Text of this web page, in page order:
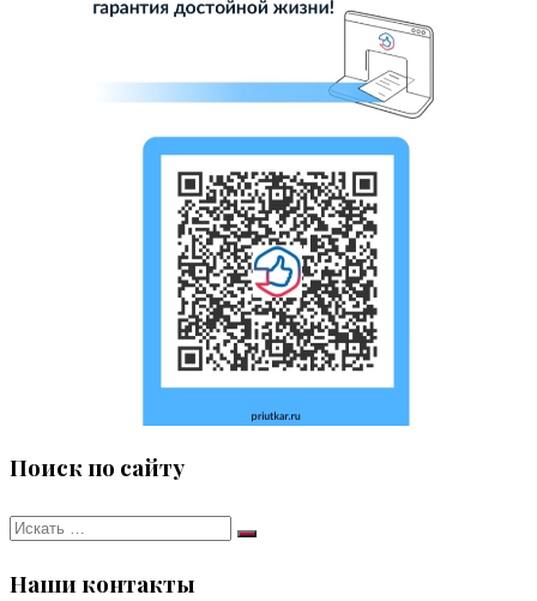
Поиск по сайту
Искать:
Поиск
Наши контакты